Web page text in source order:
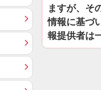
ますが、そ
情報に基づ
報提供者は